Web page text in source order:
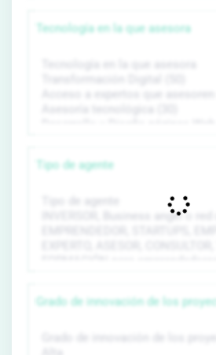
Tecnología en la que asesora
Tipo de agente
Grado de innovación de los